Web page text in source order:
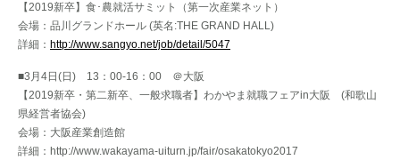
【2019新卒】食･農就活サミット（第一次産業ネット）
会場：品川グランドホール (英名:THE GRAND HALL)
詳細： http://www.sangyo.net/job/detail/5047
■3月4日(日) 13：00-16：00 ＠大阪
【2019新卒・第二新卒、一般求職者】わかやま就職フェアin大阪 (和歌山
県経営者協会)
会場：大阪産業創造館
詳細：http://www.wakayama-uiturn.jp/fair/osakatokyo2017